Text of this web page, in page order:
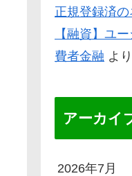
正規登録済の
【融資】ユ
費者金融 より
アーカイ
2026年7月